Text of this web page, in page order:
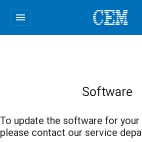
menu
Software
To update the software for your
please contact our service